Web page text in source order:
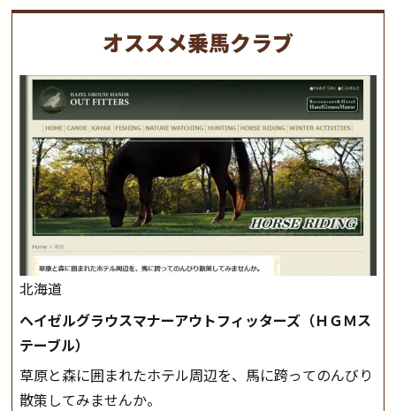
オススメ乗馬クラブ
北海道
ヘイゼルグラウスマナーアウトフィッターズ（ＨＧＭス
テーブル）
草原と森に囲まれたホテル周辺を、馬に跨ってのんびり
散策してみませんか。